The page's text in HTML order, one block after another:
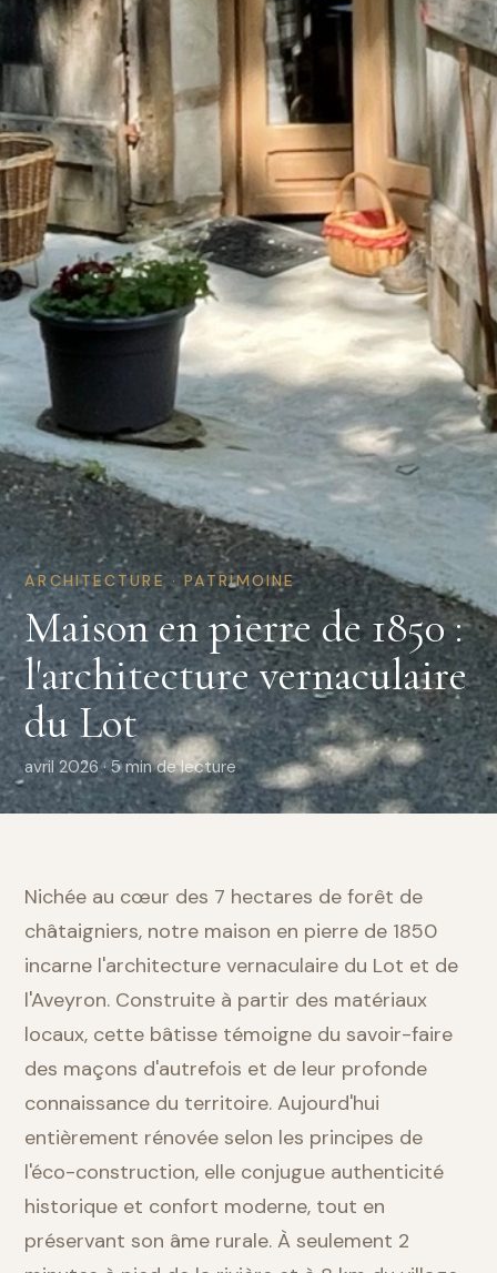
ARCHITECTURE · PATRIMOINE
Maison en pierre de 1850 :
l'architecture vernaculaire
du Lot
avril 2026 · 5 min de lecture
Nichée au cœur des 7 hectares de forêt de
châtaigniers, notre maison en pierre de 1850
incarne l'architecture vernaculaire du Lot et de
l'Aveyron. Construite à partir des matériaux
locaux, cette bâtisse témoigne du savoir-faire
des maçons d'autrefois et de leur profonde
connaissance du territoire. Aujourd'hui
entièrement rénovée selon les principes de
l'éco-construction, elle conjugue authenticité
historique et confort moderne, tout en
préservant son âme rurale. À seulement 2